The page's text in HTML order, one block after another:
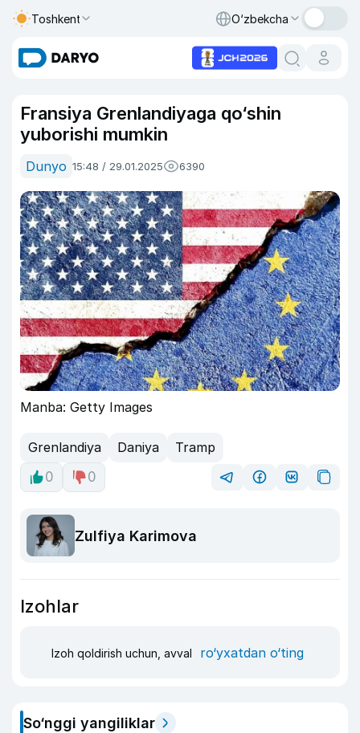
Toshkent O‘zbekcha
Fransiya Grenlandiyaga qo‘shin
yuborishi mumkin
Dunyo 15:48 / 29.01.2025 6390
Manba: Getty Images
Grenlandiya Daniya
Tramp
0
0
Zulfiya Karimova
Izohlar
Izoh qoldirish uchun, avval ro‘yxatdan o‘ting
So‘nggi yangiliklar